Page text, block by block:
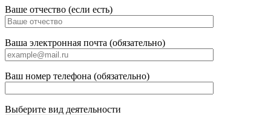
Ваше отчество (если есть)
Ваша электронная почта (обязательно)
Ваш номер телефона (обязательно)
Выберите вид деятельности